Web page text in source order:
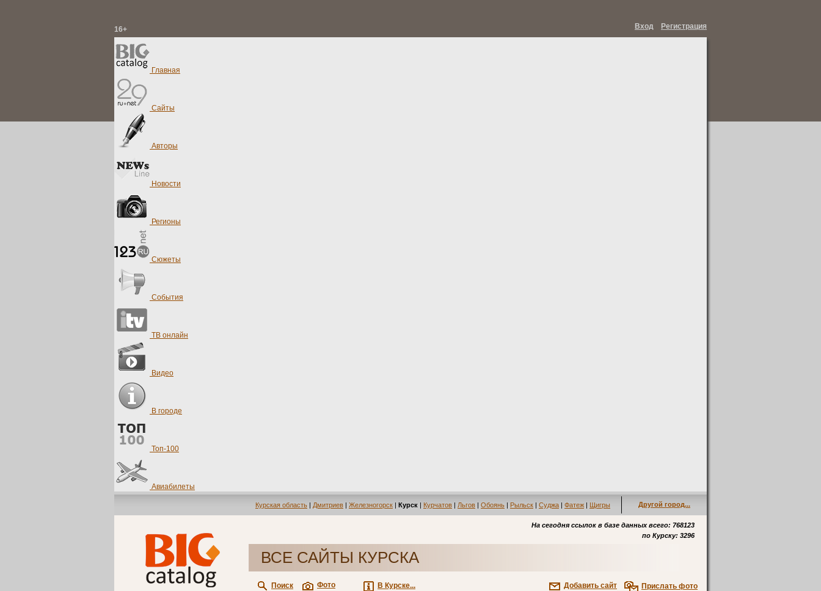
Вход Регистрация
16+
Главная
Сайты
Авторы
Новости
Регионы
Сюжеты
События
ТВ онлайн
Видео
В городе
Топ-100
Авиабилеты
Курская область | Дмитриев | Железногорск | Курск | Курчатов | Льгов | Обоянь | Рыльск | Суджа | Фатеж | Щигры Другой город...
На сегодня ссылок в базе данных всего: 768123
по Курску: 3296
ВСЕ САЙТЫ КУРСКА
Поиск Фото В Курске... Прислать фото
Добавить сайт